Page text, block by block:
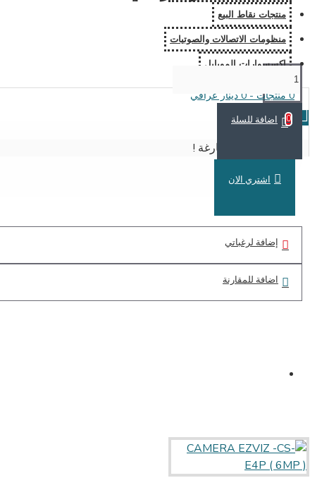
منتجات نقاط البيع
منظومات الاتصالات والصوتيات
اكسسوارات الموبايل
0 منتجات - 0 دينار عراقي
0
سلة الشراء فارغة !
اضافة للسلة
اشتري الان
إضافة لرغباتي
اضافة للمقارنة